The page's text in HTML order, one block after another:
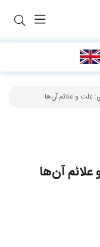
علت و علائم آن‌ها
علائم آن‌ها